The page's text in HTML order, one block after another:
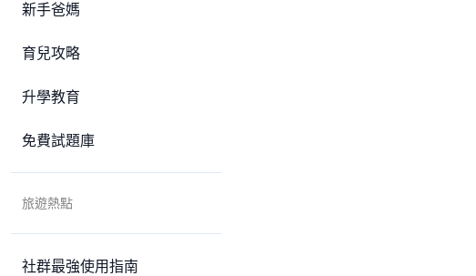
新手爸媽
育兒攻略
升學教育
免費試題庫
旅遊熱點
社群最強使用指南